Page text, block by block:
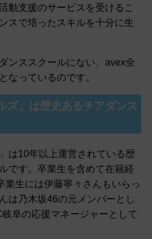
動支援のサービスを受けるこ
スで培ったスキルを十分に生
ンススクールにない、avex全
なっているのです。
ズ」は歴史あるチアダンス
は10年以上運営されている歴
です。卒業生を含めて在籍経
業生には伊藤寧々さんもいらっ
は乃木坂46の元メンバーとし
阜の応援マネージャーとして